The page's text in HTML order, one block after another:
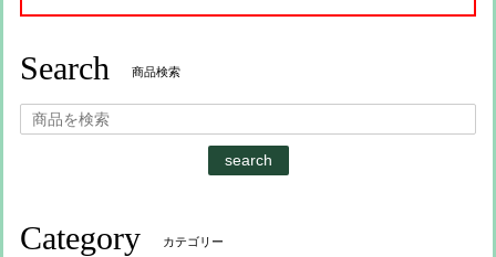
Search 商品検索
search
Category カテゴリー